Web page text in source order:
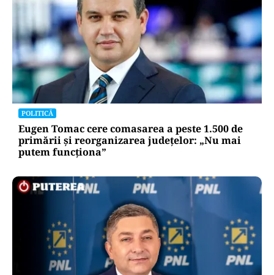
POLITICĂ
Eugen Tomac cere comasarea a peste 1.500 de
primării și reorganizarea județelor: „Nu mai
putem funcționa”